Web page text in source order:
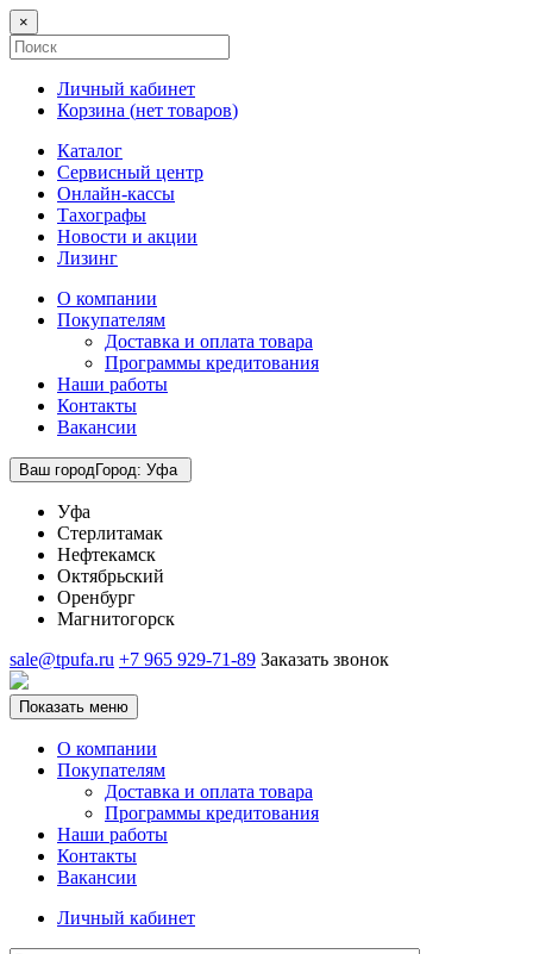
×
Личный кабинет
Корзина (нет товаров)
Каталог
Сервисный центр
Онлайн-кассы
Тахографы
Новости и акции
Лизинг
О компании
Покупателям
Доставка и оплата товара
Программы кредитования
Наши работы
Контакты
Вакансии
Ваш городГород: Уфа
Уфа
Стерлитамак
Нефтекамск
Октябрьский
Оренбург
Магнитогорск
sale@tpufa.ru +7 965 929-71-89 Заказать звонок
Показать меню
О компании
Покупателям
Доставка и оплата товара
Программы кредитования
Наши работы
Контакты
Вакансии
Личный кабинет